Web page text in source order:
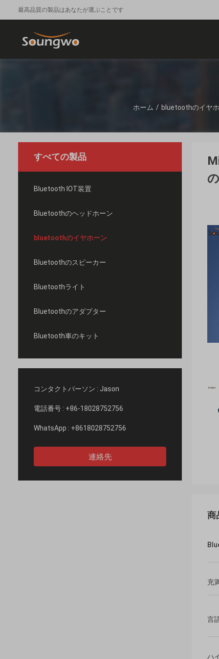
最高品質の製品はあなたが選ぶことです
ホーム / bluetoothのイヤ
すべての製品
Bluetooth IOT装置
Bluetoothのヘッドホーン
bluetoothのイヤホーン
Bluetoothのスピーカー
Bluetoothライト
Bluetoothのアダプター
Bluetooth車のキット
コンタクトパーソン : Jason
電話番号 : +86-18028752756
WhatsApp : +8618028752756
連絡先
商
充
言
ハ